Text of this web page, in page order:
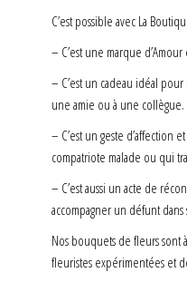
C’est possible avec La
– C’est une marque
– C’est un cadeau idéal
une amie ou à une collègue.
– C’est un geste d’affection
compatriote malade ou qui
– C’est aussi un acte de
accompagner un défunt
Nos bouquets de fleurs sont
fleuristes expérimentées et